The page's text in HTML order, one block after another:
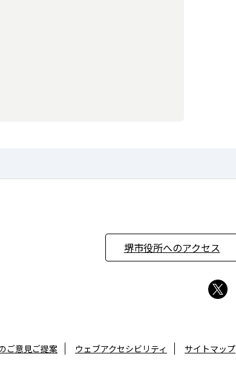
堺市役所へのアクセス
ご意見ご提案 ウェブアクセシビリティ サイトマップ